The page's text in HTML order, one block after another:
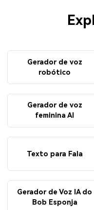
Gerador de voz
robótico
Gerador de voz
feminina AI
Texto para Fala
Gerador de Voz IA do
Bob Esponja